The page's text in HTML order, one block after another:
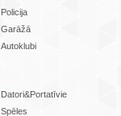
Policija
Garāžā
Autoklubi
Datori&Portatīvie
Spēles